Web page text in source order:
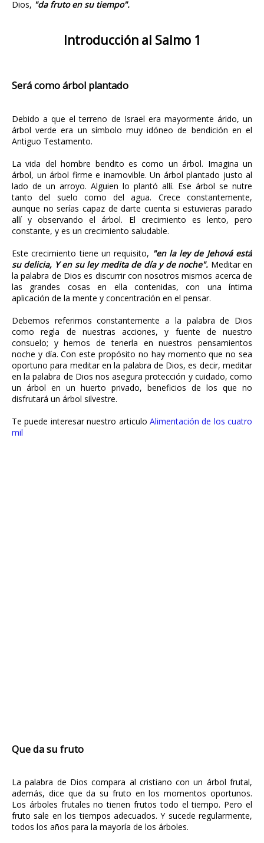
Dios, "da fruto en su tiempo".
Introducción al Salmo 1
Será como árbol plantado
Debido a que el terreno de Israel era mayormente árido, un
árbol verde era un símbolo muy idóneo de bendición en el
Antiguo Testamento.
La vida del hombre bendito es como un árbol. Imagina un
árbol, un árbol firme e inamovible. Un árbol plantado justo al
lado de un arroyo. Alguien lo plantó allí. Ese árbol se nutre
tanto del suelo como del agua. Crece constantemente,
aunque no serías capaz de darte cuenta si estuvieras parado
allí y observando el árbol. El crecimiento es lento, pero
constante, y es un crecimiento saludable.
Este crecimiento tiene un requisito, "en la ley de Jehová está
su delicia, Y en su ley medita de día y de noche". Meditar en
la palabra de Dios es discurrir con nosotros mismos acerca de
las grandes cosas en ella contenidas, con una íntima
aplicación de la mente y concentración en el pensar.
Debemos referirnos constantemente a la palabra de Dios
como regla de nuestras acciones, y fuente de nuestro
consuelo; y hemos de tenerla en nuestros pensamientos
noche y día. Con este propósito no hay momento que no sea
oportuno para meditar en la palabra de Dios, es decir, meditar
en la palabra de Dios nos asegura protección y cuidado, como
un árbol en un huerto privado, beneficios de los que no
disfrutará un árbol silvestre.
Te puede interesar nuestro articulo Alimentación de los cuatro
mil
Que da su fruto
La palabra de Dios compara al cristiano con un árbol frutal,
además, dice que da su fruto en los momentos oportunos.
Los árboles frutales no tienen frutos todo el tiempo. Pero el
fruto sale en los tiempos adecuados. Y sucede regularmente,
todos los años para la mayoría de los árboles.